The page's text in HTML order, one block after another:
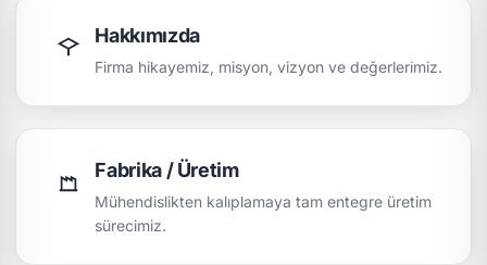
Hakkımızda
Firma hikayemiz, misyon, vizyon ve değerlerimiz.
Fabrika / Üretim
Mühendislikten kalıplamaya tam entegre üretim
sürecimiz.